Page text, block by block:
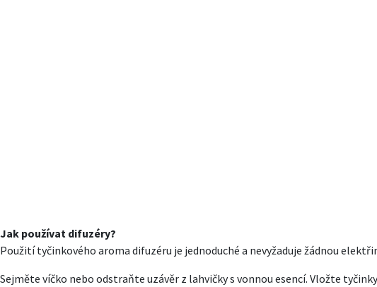
Jak používat difuzéry?
Použití tyčinkového aroma difuzéru je jednoduché a nevyžaduje žádnou
Sejměte víčko nebo odstraňte uzávěr z lahvičky s vonnou esencí. Vložte